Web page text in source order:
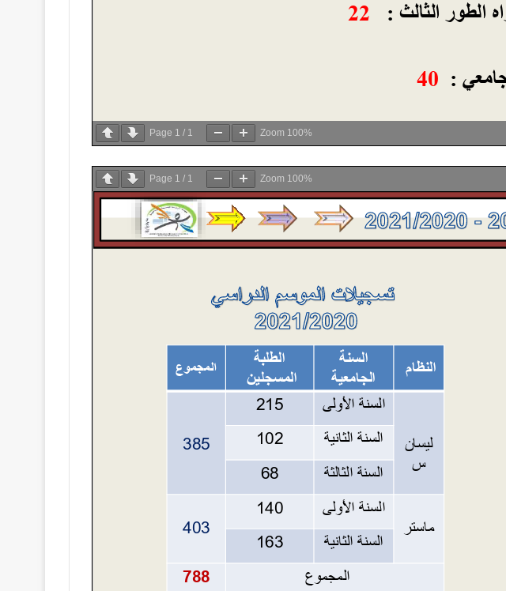
Page 1 / 1 Zoom 100%
Page 1 / 1 Zoom 100%